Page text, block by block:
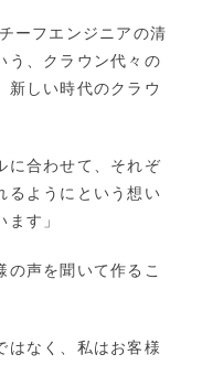
ーフエンジニアの清
う、クラウン代々の
新しい時代のクラウ
に合わせて、それぞ
るようにという想い
す」
の声を聞いて作るこ
はなく、私はお客様